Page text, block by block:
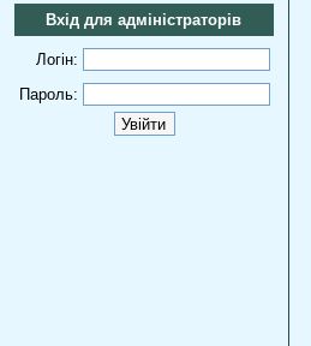
Вхід для адміністраторів
Логін:
Пароль: